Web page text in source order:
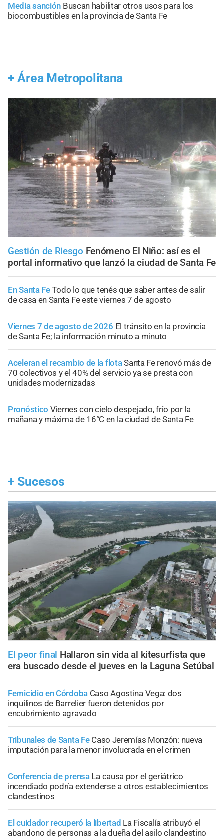
Media sanción Buscan habilitar otros usos para los
biocombustibles en la provincia de Santa Fe
+ Área Metropolitana
Gestión de Riesgo Fenómeno El Niño: así es el
portal informativo que lanzó la ciudad de Santa Fe
En Santa FeTodo lo que tenés que saber antes de salir
de casa en Santa Fe este viernes 7 de agosto
Viernes 7 de agosto de 2026 El tránsito en la provincia
de Santa Fe; la información minuto a minuto
Aceleran el recambio de la flotaSanta Fe renovó más de
70 colectivos y el 40% del servicio ya se presta con
unidades modernizadas
Pronóstico Viernes con cielo despejado, frío por la
mañana y máxima de 16°C en la ciudad de Santa Fe
+ Sucesos
El peor final Hallaron sin vida al kitesurfista que
era buscado desde el jueves en la Laguna Setúbal
Femicidio en Córdoba Caso Agostina Vega: dos
inquilinos de Barrelier fueron detenidos por
encubrimiento agravado
Tribunales de Santa Fe Caso Jeremías Monzón: nueva
imputación para la menor involucrada en el crimen
Conferencia de prensa La causa por el geriátrico
incendiado podría extenderse a otros establecimientos
clandestinos
El cuidador recuperó la libertad La Fiscalía atribuyó el
abandono de personas a la dueña del asilo clandestino